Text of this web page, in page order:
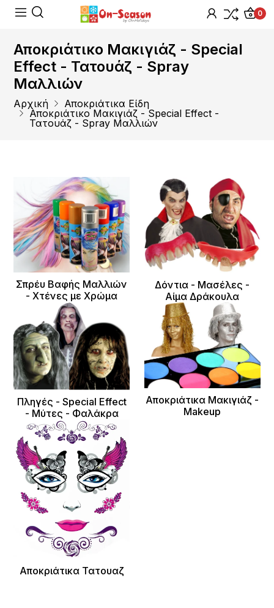
0
Αποκριάτικο Μακιγιάζ - Special
Effect - Τατουάζ - Spray
Μαλλιών
Αρχική
Αποκριάτικα Είδη
Αποκριάτικο Μακιγιάζ - Special Effect -
Τατουάζ - Spray Μαλλιών
Σπρέυ Βαφής Μαλλιών
- Χτένες με Χρώμα
Δόντια - Μασέλες -
Αίμα Δράκουλα
Πληγές - Special Effect
- Μύτες - Φαλάκρα
Αποκριάτικα Μακιγιάζ -
Makeup
Αποκριάτικα Τατουαζ